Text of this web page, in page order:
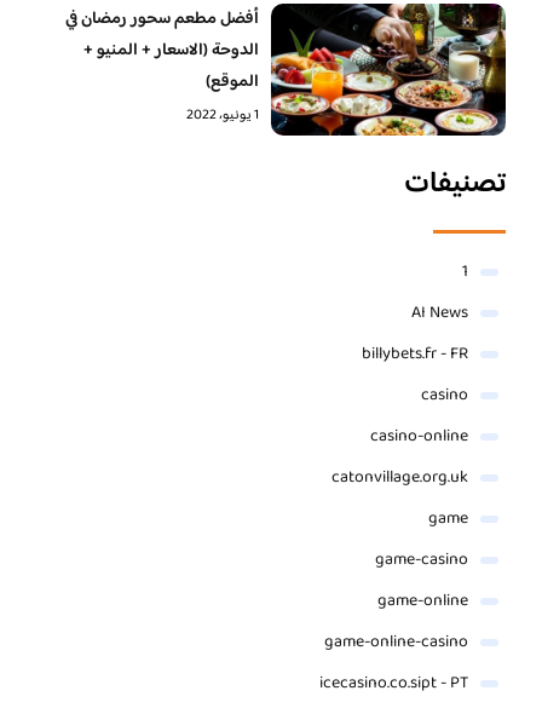
أفضل مطعم سحور رمضان في
الدوحة (الاسعار + المنيو +
الموقع)
1 يونيو، 2022
تصنيفات
1
AI News
billybets.fr - FR
casino
casino-online
catonvillage.org.uk
game
game-casino
game-online
game-online-casino
icecasino.co.sipt - PT